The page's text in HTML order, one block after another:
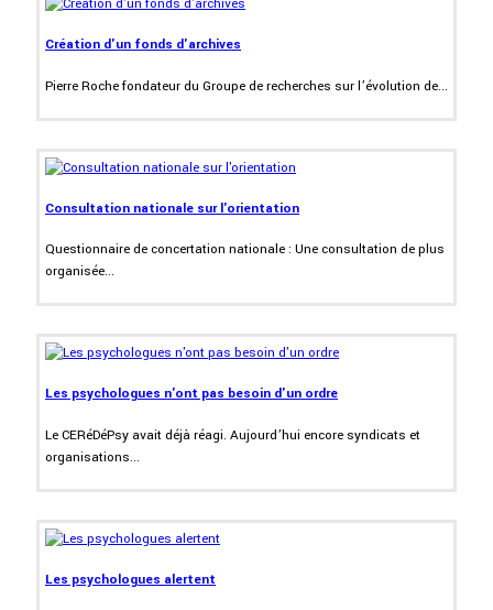
Création d'un fonds d'archives
Pierre Roche fondateur du Groupe de recherches sur l’évolution de...
Consultation nationale sur l'orientation
Questionnaire de concertation nationale : Une consultation de plus
organisée...
Les psychologues n'ont pas besoin d'un ordre
Le CERéDéPsy avait déjà réagi. Aujourd’hui encore syndicats et
organisations...
Les psychologues alertent